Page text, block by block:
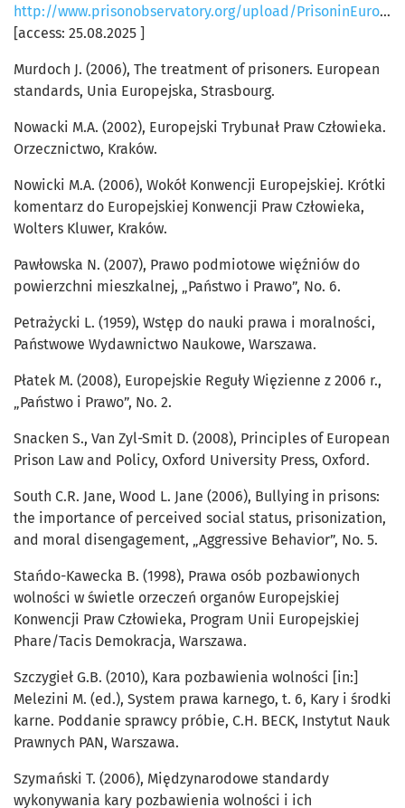
http://www.prisonobservatory.org/upload/PrisoninEuropeOverviewandtrends.pdf
[access: 25.08.2025 ]
Murdoch J. (2006), The treatment of prisoners. European
standards, Unia Europejska, Strasbourg.
Nowacki M.A. (2002), Europejski Trybunał Praw Człowieka.
Orzecznictwo, Kraków.
Nowicki M.A. (2006), Wokół Konwencji Europejskiej. Krótki
komentarz do Europejskiej Konwencji Praw Człowieka,
Wolters Kluwer, Kraków.
Pawłowska N. (2007), Prawo podmiotowe więźniów do
powierzchni mieszkalnej, „Państwo i Prawo”, No. 6.
Petrażycki L. (1959), Wstęp do nauki prawa i moralności,
Państwowe Wydawnictwo Naukowe, Warszawa.
Płatek M. (2008), Europejskie Reguły Więzienne z 2006 r.,
„Państwo i Prawo”, No. 2.
Snacken S., Van Zyl-Smit D. (2008), Principles of European
Prison Law and Policy, Oxford University Press, Oxford.
South C.R. Jane, Wood L. Jane (2006), Bullying in prisons:
the importance of perceived social status, prisonization,
and moral disengagement, „Aggressive Behavior”, No. 5.
Stańdo-Kawecka B. (1998), Prawa osób pozbawionych
wolności w świetle orzeczeń organów Europejskiej
Konwencji Praw Człowieka, Program Unii Europejskiej
Phare/Tacis Demokracja, Warszawa.
Szczygieł G.B. (2010), Kara pozbawienia wolności [in:]
Melezini M. (ed.), System prawa karnego, t. 6, Kary i środki
karne. Poddanie sprawcy próbie, C.H. BECK, Instytut Nauk
Prawnych PAN, Warszawa.
Szymański T. (2006), Międzynarodowe standardy
wykonywania kary pozbawienia wolności i ich